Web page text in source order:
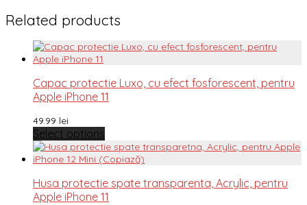
Related products
Capac protectie Luxo, cu efect fosforescent, pentru
Apple iPhone 11
49.99 lei
Select options
Husa protectie spate transparenta, Acrylic, pentru
Apple iPhone 11